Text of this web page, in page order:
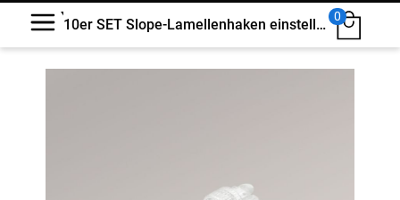
10er SET Slope-Lamellenhaken einstellbar #1W
0